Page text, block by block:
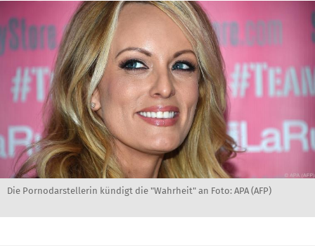
Die Pornodarstellerin kündigt die "Wahrheit" an Foto: APA (AFP)